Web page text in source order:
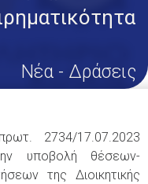
Νέα - Δράσεις
2734/17.07.2023
υποβολή θέσεων-
της Διοικητικής